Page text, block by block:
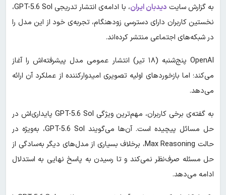
به گزارش سایت دیدبان ایران
، با ادامه‌ی انتشار تدریجی GPT-5.6 Sol،
نخستین کاربران دارای دسترسی زودهنگام، تجربه‌ی خود از این مدل را
در شبکه‌های اجتماعی منتشر کرده‌اند.
OpenAI پنج‌شنبه (۱۸ تیر) انتشار عمومی مدل پیشرفته‌اش را آغاز
می‌کند؛ اما بازخوردهای اولیه تصویری امیدوارکننده از عملکرد آن ارائه
می‌دهد.
به گفته‌ی برخی کاربران، مهم‌ترین ویژگی GPT-5.6 Sol پایداری‌اش در
حل مسائل پیچیده است. آن‌ها می‌گویند GPT-5.6 Sol، به‌ویژه در
حالت Max Reasoning، برخلاف بسیاری از مدل‌های دیگر به‌سادگی از
حل مسئله صرف‌نظر نمی‌کند و تا رسیدن به پاسخ نهایی به استدلال
ادامه می‌دهد.